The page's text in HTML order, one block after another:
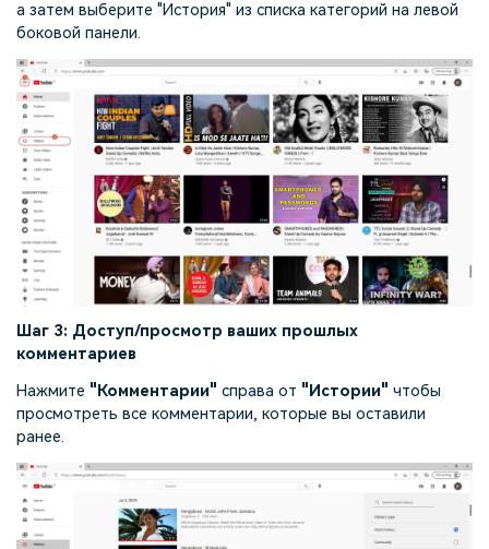
а затем выберите "История" из списка категорий на левой
боковой панели.
Шаг 3: Доступ/просмотр ваших прошлых
комментариев
Нажмите "Комментарии" справа от "Истории" чтобы
просмотреть все комментарии, которые вы оставили
ранее.